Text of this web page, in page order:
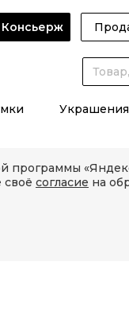
Консьерж
Украшения
программы
своё согласие на